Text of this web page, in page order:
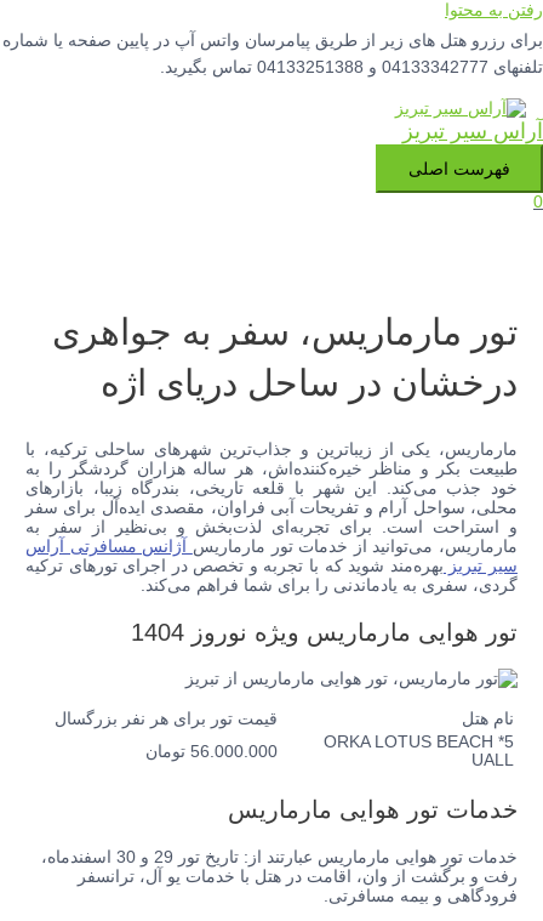
رفتن به محتوا
برای رزرو هتل های زیر از طریق پیامرسان واتس آپ در پایین صفحه یا شماره
تلفنهای 04133342777 و 04133251388 تماس بگیرید.
آراس سیر تبریز
فهرست اصلی
0
تور مارماریس، سفر به جواهری
درخشان در ساحل دریای اژه
مارماریس، یکی از زیباترین و جذاب‌ترین شهرهای ساحلی ترکیه، با
طبیعت بکر و مناظر خیره‌کننده‌اش، هر ساله هزاران گردشگر را به
خود جذب می‌کند. این شهر با قلعه تاریخی، بندرگاه زیبا، بازارهای
محلی، سواحل آرام و تفریحات آبی فراوان، مقصدی ایده‌آل برای سفر
و استراحت است. برای تجربه‌ای لذت‌بخش و بی‌نظیر از سفر به
مارماریس، می‌توانید از خدمات تور مارماریس آژانس مسافرتی آراس
سیر تبریز بهره‌مند شوید که با تجربه و تخصص در اجرای تورهای ترکیه
گردی، سفری به یادماندنی را برای شما فراهم می‌کند.
تور هوایی مارماریس ویژه نوروز 1404
نام هتل
قیمت تور برای هر نفر بزرگسال
ORKA LOTUS BEACH *5
UALL
56.000.000 تومان
خدمات تور هوایی مارماریس
خدمات تور هوایی مارماریس عبارتند از: تاریخ تور 29 و 30 اسفندماه،
رفت و برگشت از وان، اقامت در هتل با خدمات یو آل، ترانسفر
فرودگاهی و بیمه مسافرتی.